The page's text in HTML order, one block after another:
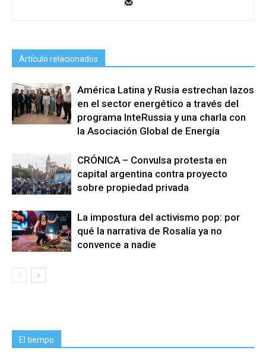
Artículo relacionados
América Latina y Rusia estrechan lazos
en el sector energético a través del
programa InteRussia y una charla con
la Asociación Global de Energía
CRÓNICA – Convulsa protesta en
capital argentina contra proyecto
sobre propiedad privada
La impostura del activismo pop: por
qué la narrativa de Rosalía ya no
convence a nadie
El tiempo